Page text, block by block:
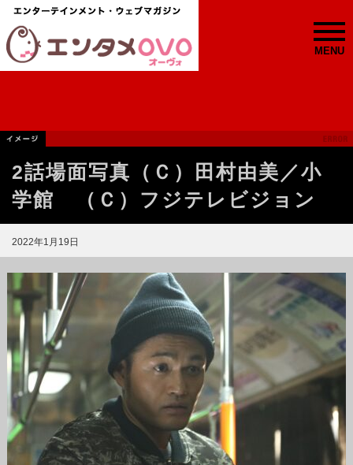
MENU
2話場面写真（Ｃ）田村由美／小
学館 （Ｃ）フジテレビジョン
2022年1月19日